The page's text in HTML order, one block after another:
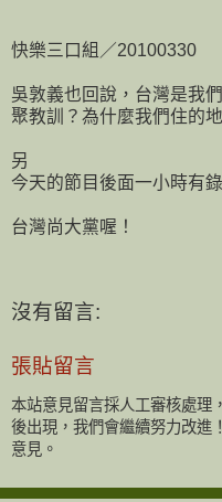
快樂三口組／20100330
吳敦義也回說，台灣是我
聚教訓？為什麼我們住的
另
今天的節目後面一小時有
台灣尚大黨喔！
沒有留言:
張貼留言
本站意見留言採人工審核處理
後出現，我們會繼續努力改進
意見。